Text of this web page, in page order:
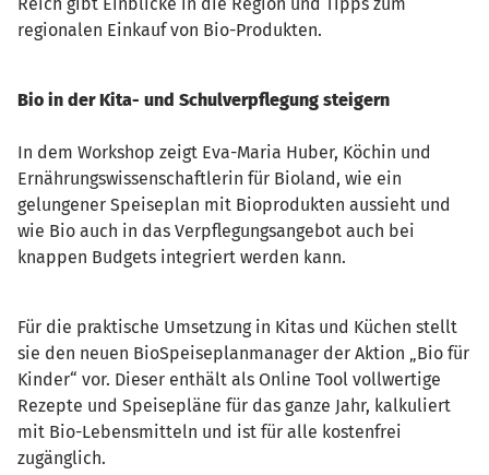
regionalen Einkauf von Bio-Produkten.
Bio in der Kita- und Schulverpflegung steigern
In dem Workshop zeigt Eva-Maria Huber, Köchin und
Ernährungswissenschaftlerin für Bioland, wie ein
gelungener Speiseplan mit Bioprodukten aussieht und
wie Bio auch in das Verpflegungsangebot auch bei
knappen Budgets integriert werden kann.
Für die praktische Umsetzung in Kitas und Küchen stellt
sie den neuen BioSpeiseplanmanager der Aktion „Bio für
Kinder“ vor. Dieser enthält als Online Tool vollwertige
Rezepte und Speisepläne für das ganze Jahr, kalkuliert
mit Bio-Lebensmitteln und ist für alle kostenfrei
zugänglich.